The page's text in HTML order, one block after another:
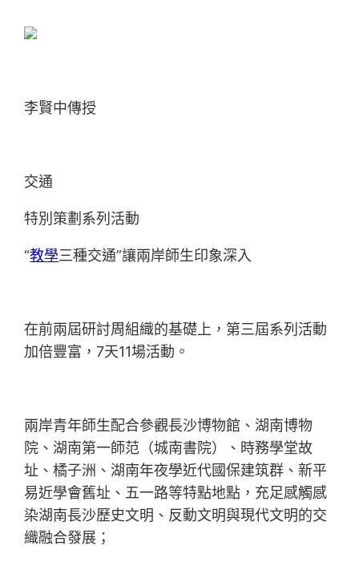
李賢中傳授
交通
特別策劃系列活動
“教學三種交通”讓兩岸師生印象深入
在前兩屆研討周組織的基礎上，第三屆系列活動
加倍豐富，7天11場活動。
兩岸青年師生配合參觀長沙博物館、湖南博物
院、湖南第一師范（城南書院）、時務學堂故
址、橘子洲、湖南年夜學近代國保建筑群、新平
易近學會舊址、五一路等特點地點，充足感觸感
染湖南長沙歷史文明、反動文明與現代文明的交
織融合發展；